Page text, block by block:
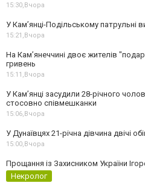
15:30, Вчора
У Кам’янці-Подільському патрульні
15:21, Вчора
На Камʼянеччині двоє жителів
гривень
15:11, Вчора
У Камʼянці засудили 28-річного
стосовно співмешканки
15:06, Вчора
У Дунаївцях 21-річна дівчина двічі
15:00, Вчора
Прощання із Захисником України
Некролог